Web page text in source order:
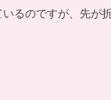
るのですが、先が